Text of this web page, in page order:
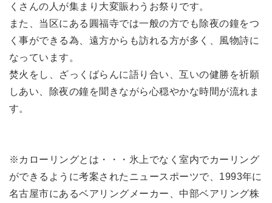
くさんの人が集まり大変賑わうお祭りです。
また、当区にある圓福寺では一般の方でも除夜の鐘をつ
く事ができる為、遠方からも訪れる方が多く、風物詩に
なっています。
焚火をし、ざっくばらんに語り合い、互いの健勝を祈願
しあい、除夜の鐘を聞きながら心穏やかな時間が流れま
す。
※カローリングとは・・・氷上でなく室内でカーリング
ができるように考案されたニュースポーツで、1993年に
名古屋市にあるベアリングメーカー、中部ベアリング株